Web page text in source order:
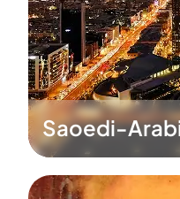
Saoedi-